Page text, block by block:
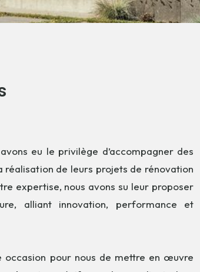
eu le privilège d’accompagner des
réalisation de leurs projets de rénovation
expertise, nous avons su leur proposer
alliant innovation, performance et
occasion pour nous de mettre en œuvre